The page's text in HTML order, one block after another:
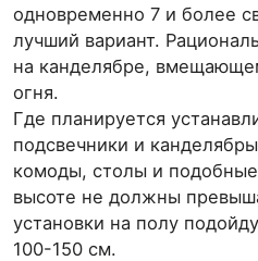
одновременно 7 и более
лучший вариант.
на канделябре,
огня.
Где планируется
подсвечники и
комоды, столы и
высоте не должны
установки на полу
100-150 см.